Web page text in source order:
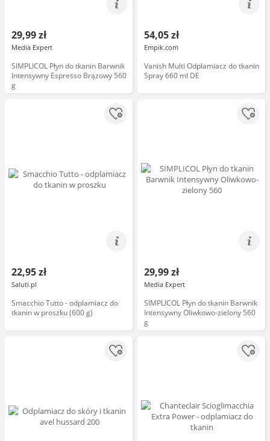
29,99 zł
Media Expert
SIMPLICOL Płyn do tkanin Barwnik
Intensywny Espresso Brązowy 560
g
54,05 zł
Empik.com
Vanish Multi Odplamiacz do tkanin
Spray 660 ml DE
22,95 zł
Saluti.pl
Smacchio Tutto - odplamiacz do
tkanin w proszku (600 g)
29,99 zł
Media Expert
SIMPLICOL Płyn do tkanin Barwnik
Intensywny Oliwkowo-zielony 560
g